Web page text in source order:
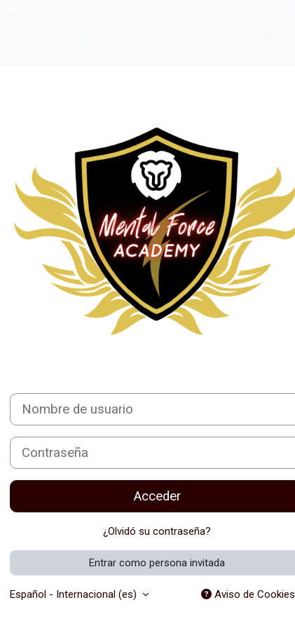
Nombre de usuario
Contraseña
Acceder
¿Olvidó su contraseña?
Entrar como persona invitada
Español - Internacional ‎(es)‎ Aviso de Cookies